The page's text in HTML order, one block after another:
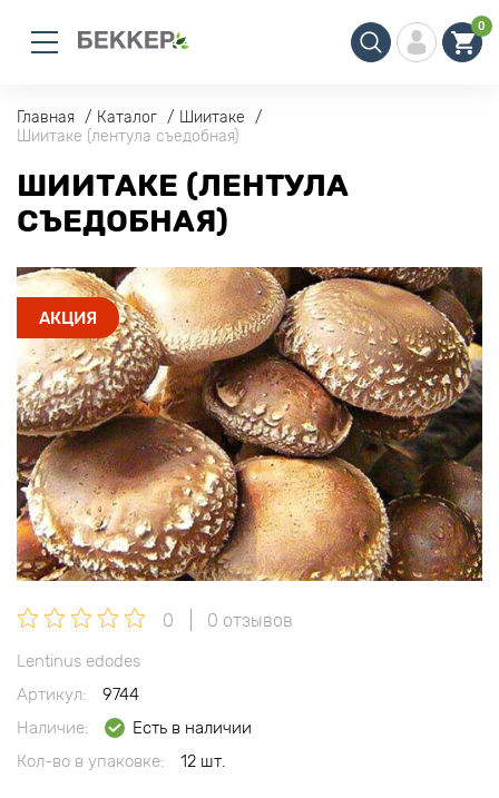
0
Главная Каталог
Шиитаке
Шиитаке (лентула съедобная)
ШИИТАКЕ (ЛЕНТУЛА
СЪЕДОБНАЯ)
АКЦИЯ
0 0 отзывов
Lentinus edodes
Артикул:
9744
Наличие:
Есть в наличии
Кол-во в упаковке:
12 шт.